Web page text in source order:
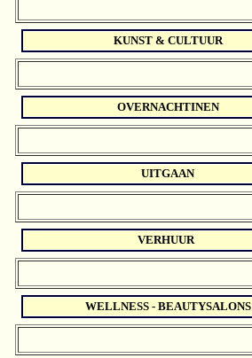
KUNST & CULTUUR
OVERNACHTINEN
UITGAAN
VERHUUR
WELLNESS - BEAUTYSALONS